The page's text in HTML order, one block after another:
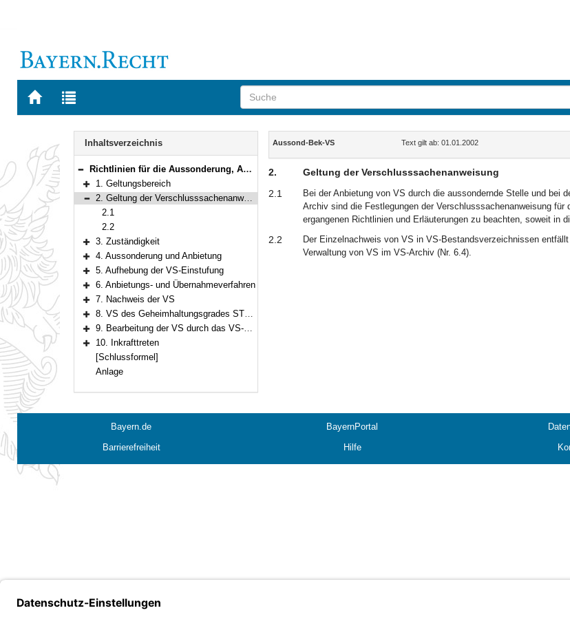
Zur
BAYERN.RECHT
Zur
letzten
Navigation
Inhaltsverzeichnis
Bereich reduzieren
Richtlinien für die Aussonderung, Anbietung und Übernahme von Verschlusssachen
Bereich erweitern
1. Geltungsbereich
Bereich reduzieren
2. Geltung der Verschlusssachenanweisung
2.1
2.2
Bereich erweitern
3. Zuständigkeit
Bereich erweitern
4. Aussonderung und Anbietung
Bereich erweitern
5. Aufhebung der VS-Einstufung
Bereich erweitern
6. Anbietungs- und Übernahmeverfahren
Bereich erweitern
7. Nachweis der VS
Bereich erweitern
8. VS des Geheimhaltungsgrades STRENG GEHEIM
Bereich erweitern
9. Bearbeitung der VS durch das VS-Archiv
Bereich erweitern
10. Inkrafttreten
[Schlussformel]
Anlage
Inhalt
Aussond-Bek-VS Text gilt ab: 01.01.2002
2.
Geltung der Verschlusssachenanweisung
2.1
Bei der Anbietung von VS durch die aussondernde Stelle und bei
Archiv sind die Festlegungen der Verschlusssachenanweisung
ergangenen Richtlinien und Erläuterungen zu beachten, soweit in
2.2
Der Einzelnachweis von VS in VS-Bestandsverzeichnissen
Verwaltung von VS im VS-Archiv (Nr. 6.4).
Bayern.de BayernPortal
Barrierefreiheit
Hilfe